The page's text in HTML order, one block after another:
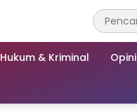
Hukum & Kriminal Opini